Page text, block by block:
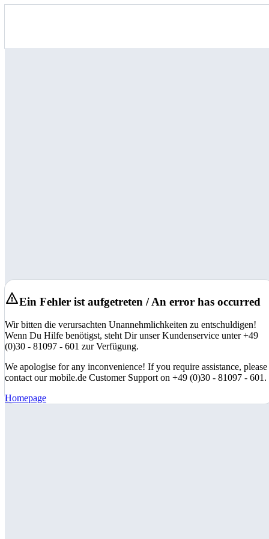
Ein Fehler ist aufgetreten / An error has occurred
Wir bitten die verursachten Unannehmlichkeiten zu entschuldigen!
Wenn Du Hilfe benötigst, steht Dir unser Kundenservice unter +49
(0)30 - 81097 - 601 zur Verfügung.
We apologise for any inconvenience! If you require assistance, please
contact our mobile.de Customer Support on +49 (0)30 - 81097 - 601.
Homepage